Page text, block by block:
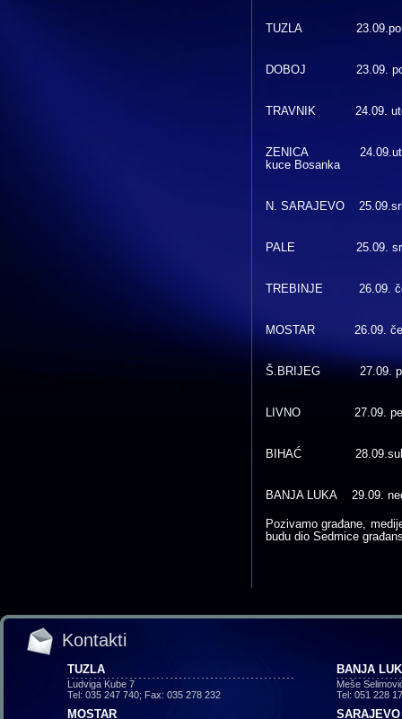
TUZLA
DOBOJ 23.09.
TRAVNIK 24.09.
ZENICA 24.09.utorak
kuce Bosanka
N. SARAJEVO
PALE 25.09. srijeda
TREBINJE 26.09.
MOSTAR 26.09.
Š.BRIJEG 27.09.
LIVNO 27.09. petak
BIHAĆ
BANJA LUKA 29.09.
Pozivamo građane,
budu dio Sedmice
Kontakti
TUZLA
Ludviga Kube 7
Tel: 035 247 740; Fax: 035 278 232
MOSTAR
BANJA
Meše
Tel: 051 228
SARAJEVO